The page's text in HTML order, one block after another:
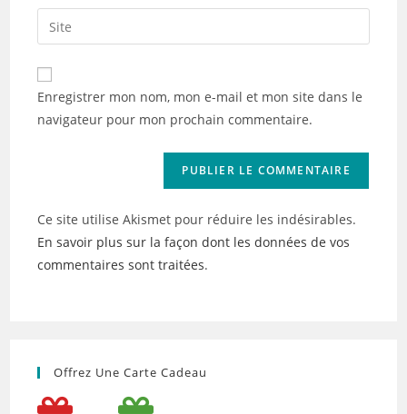
comment
email
address
comment
Saisir
l’URL
de
votre
(facultatif)
Enregistrer mon nom, mon e-mail et mon site dans le
navigateur pour mon prochain commentaire.
Ce site utilise Akismet pour réduire les indésirables.
En savoir plus sur la façon dont les données de vos
commentaires sont traitées.
Offrez Une Carte Cadeau